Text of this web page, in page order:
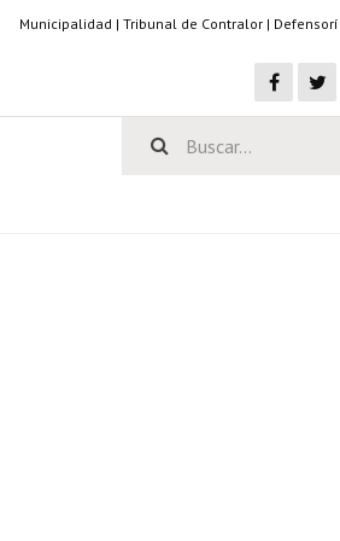
Municipalidad | Tribunal de Contralor |